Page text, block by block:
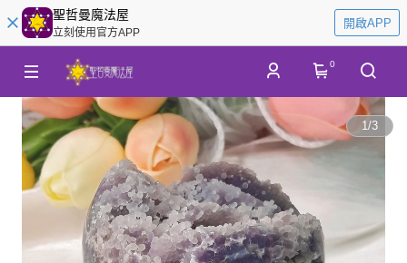
聖哲曼魔法屋
立刻使用官方APP
開啟APP
0
1/3